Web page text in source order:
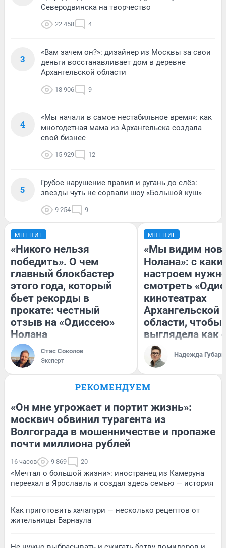
Северодвинска на творчество
22 458 4
3
«Вам зачем он?»: дизайнер из Москвы за свои
деньги восстанавливает дом в деревне
Архангельской области
18 906 9
4
«Мы начали в самое нестабильное время»: как
многодетная мама из Архангельска создала
свой бизнес
15 929 12
5
Грубое нарушение правил и ругань до слёз:
звезды чуть не сорвали шоу «Большой куш»
9 254 9
МНЕНИЕ
«Никого нельзя
победить». О чем
главный блокбастер
этого года, который
бьет рекорды в
прокате: честный
отзыв на «Одиссею»
Нолана
Стас Соколов
Эксперт
МНЕНИЕ
«Мы видим
Нолана»: с
настроем
смотреть
кинотеатрах
Архангельской
области, чтобы
выглядела как
Надежда Губарь
РЕКОМЕНДУЕМ
«Он мне угрожает и портит жизнь»:
москвич обвинил турагента из
Волгограда в мошенничестве и пропаже
почти миллиона рублей
16 часов 9 869 20
«Мечтал о большой жизни»: иностранец из Камеруна
переехал в Ярославль и создал здесь семью — история
Как приготовить хачапури — несколько рецептов от
жительницы Барнаула